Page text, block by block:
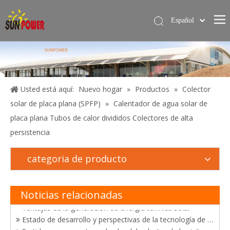
Calentador de agua solar
Servicios
Proyecto
Sobre nosotros
Contáctame
Español
English
Usted está aquí: Nuevo hogar » Productos » Colector
solar de placa plana (SPFP) » Calentador de agua solar de
placa plana Tubos de calor divididos Colectores de alta
persistencia
categoria de producto
Noticias relacionadas
El desarrollo de tecnologías de utilización de energía solar
Felicitaciones a Sunpower por ganar el certificado "Productos de energía solar de buena calidad de China"
Sunpower obtuvo con éxito el certificado brasileño de Inmetro y certificado de Solar Keymak
Ventajas de la generación de energía térmica solar
Estado de desarrollo y perspectivas de la tecnología de generación de energía fototérmica solar
Surtidor-sunpower termal solar del colector de la visita del cliente de México en China